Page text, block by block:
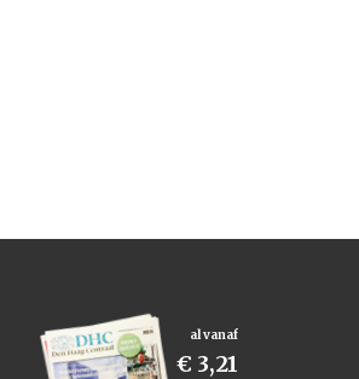
al vanaf
€ 3,21